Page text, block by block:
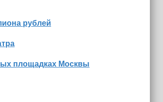
рублей
площадках Москвы